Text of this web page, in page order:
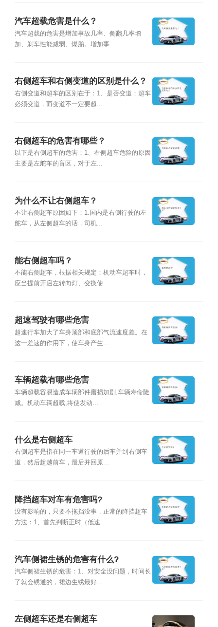
汽车超载危害是什么？
汽车超载的危害是增加事故几率、侧翻几率增
加、刹车性能减弱、爆胎。增加事...
右侧超车和右侧变道的区别是什么？
右侧变道和超车的区别在于：1、是否变道：超车
必须变道，而变道不一定要超...
右侧超车的危害有哪些？
以下是右侧超车的危害：1、右侧超车危险的原因
主要是左舵车的盲区，对于左...
为什么不让右侧超车？
不让右侧超车原因如下：1.国内是右侧行驶的左
舵车，从左侧超车的话，司机...
能右侧超车吗？
不能右侧超车，根据相关规定：机动车超车时，
应当提前开启左转向灯、变换使...
超速驾驶有哪些危害
超速行车加大了车身顶部和底部气流速度差。在
这一差速的作用下，使车身产生...
车辆超载有哪些危害
车辆超载容易造成车辆部件磨损加剧,车辆寿命陡
减。机动车辆超载,将使发动...
什么是右侧超车
右侧超车是指在同一车道行驶的后车并到右侧车
道，然后超越前车，最后并回原...
降挡超车对车有危害吗?
没有影响的，只要不拖挡没事，正常的降挡超车
方法：1、首先判断正时（低速...
汽车侧裙生锈的危害有什么?
汽车侧裙生锈的危害：1、对安全没问题，时间长
了就会锈通的，裙边生锈最好...
左侧超车还是右侧超车